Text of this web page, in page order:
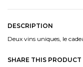
DESCRIPTION
Deux vins uniques, le
SHARE THIS PRODUCT